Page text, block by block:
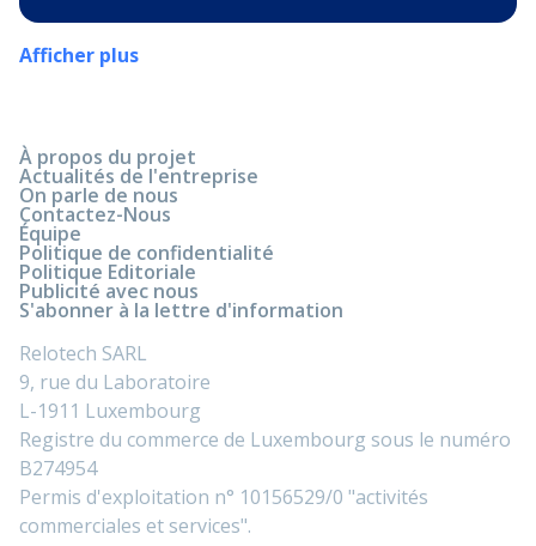
Afficher plus
À propos du projet
Actualités de l'entreprise
On parle de nous
Contactez-Nous
Équipe
Politique de confidentialité
Politique Editoriale
Publicité avec nous
S'abonner à la lettre d'information
Relotech SARL
9, rue du Laboratoire
L-1911 Luxembourg
Registre du commerce de Luxembourg sous le numéro
B274954
Permis d'exploitation n° 10156529/0 "activités
commerciales et services".